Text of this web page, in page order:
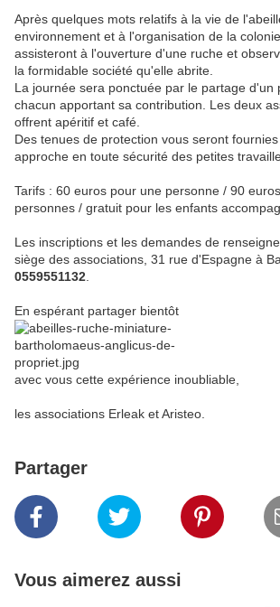
Après quelques mots relatifs à la vie de
environnement et à l'organisation de la
assisteront à l'ouverture d'une ruche et
la formidable société qu'elle abrite.
La journée sera ponctuée par le partage d'un
chacun apportant sa contribution. Les deux
offrent apéritif et café.
Des tenues de protection vous seront
approche en toute sécurité des petites
Tarifs : 60 euros pour une personne / 90
personnes / gratuit pour les enfants
Les inscriptions et les demandes de
siège des associations, 31 rue d'Espagne à
0559551132
En espérant partager bientôt
avec vous cette expérience inoubliable,
les associations Erleak et Aristeo.
Partager
Vous aimerez aussi